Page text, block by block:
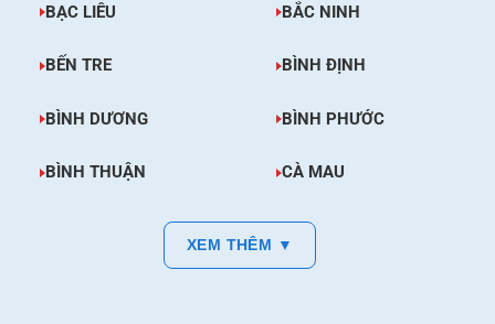
BẠC LIÊU BẮC NINH
BẾN TRE BÌNH ĐỊNH
BÌNH DƯƠNG BÌNH PHƯỚC
BÌNH THUẬN CÀ MAU
XEM THÊM ▼